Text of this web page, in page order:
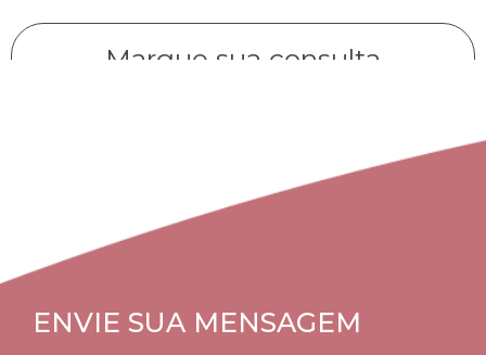
Marque sua consulta
ENVIE SUA MENSAGEM